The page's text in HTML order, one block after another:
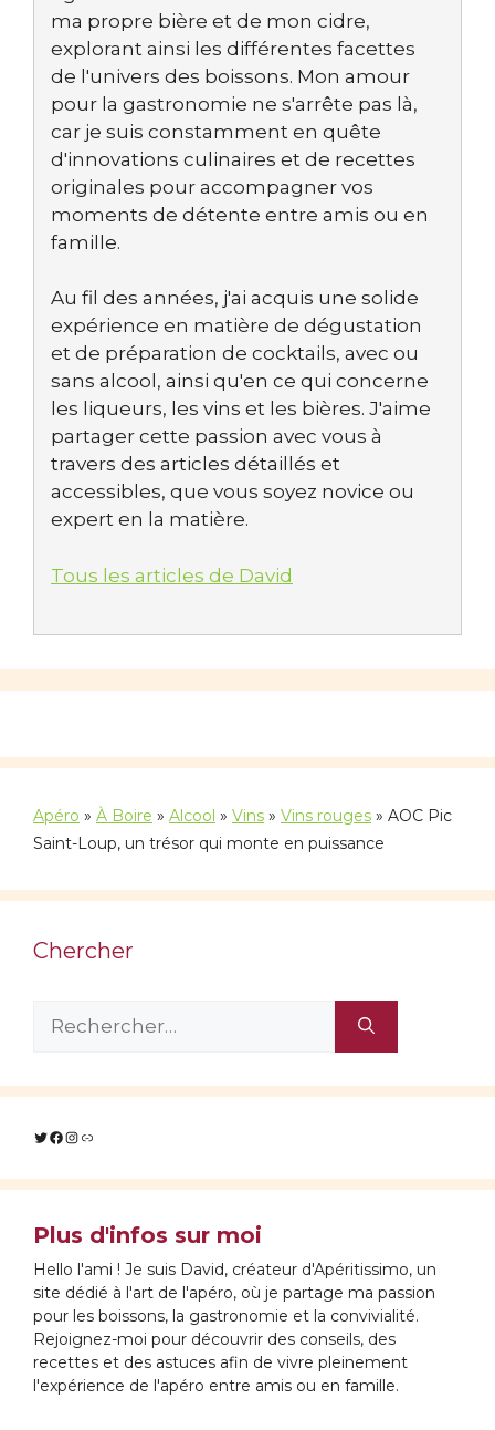
ma propre bière et de mon cidre,
explorant ainsi les différentes facettes
de l'univers des boissons. Mon amour
pour la gastronomie ne s'arrête pas là,
car je suis constamment en quête
d'innovations culinaires et de recettes
originales pour accompagner vos
moments de détente entre amis ou en
famille.
Au fil des années, j'ai acquis une solide
expérience en matière de dégustation
et de préparation de cocktails, avec ou
sans alcool, ainsi qu'en ce qui concerne
les liqueurs, les vins et les bières. J'aime
partager cette passion avec vous à
travers des articles détaillés et
accessibles, que vous soyez novice ou
expert en la matière.
Tous les articles de David
Apéro » À Boire » Alcool » Vins » Vins rouges » AOC Pic
Saint-Loup, un trésor qui monte en puissance
Chercher
Rechercher :
Twitter
Facebook
Instagram
Lien
Plus d'infos sur moi
Hello l'ami ! Je suis David, créateur d'Apéritissimo, un
site dédié à l'art de l'apéro, où je partage ma passion
pour les boissons, la gastronomie et la convivialité.
Rejoignez-moi pour découvrir des conseils, des
recettes et des astuces afin de vivre pleinement
l'expérience de l'apéro entre amis ou en famille.